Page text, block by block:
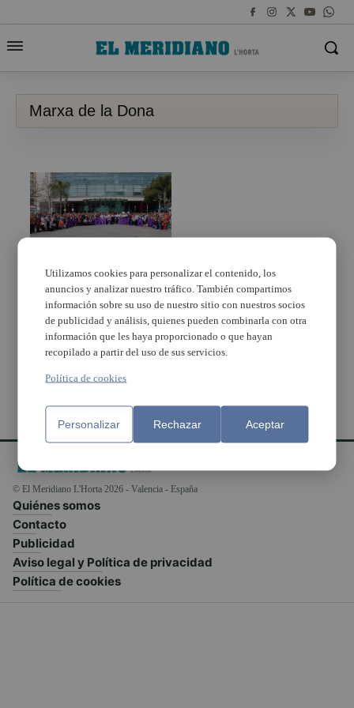
Marxa de la Dona
Torrent marcha por la
igualdad en el Día
Internacional de las
Mujeres
© El Meridiano L'Horta 2026 - Valencia - España
Quiénes somos
Contacto
Publicidad
Aviso legal y Política de privacidad
Política de cookies
Utilizamos cookies para personalizar el contenido, los
anuncios y analizar nuestro tráfico. También compartimos
información sobre su uso de nuestro sitio con nuestros socios
de publicidad y análisis, quienes pueden combinarla con otra
información que les haya proporcionado o que hayan
recopilado a partir del uso de sus servicios.
Política de cookies
Personalizar Rechazar Aceptar